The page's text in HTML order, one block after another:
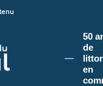
du littoral, vous
50
de
en